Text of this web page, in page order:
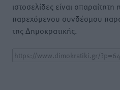
ιστοσελίδες είναι
παρεχόμενου συνδέσμου
της Δημοκρατικής.